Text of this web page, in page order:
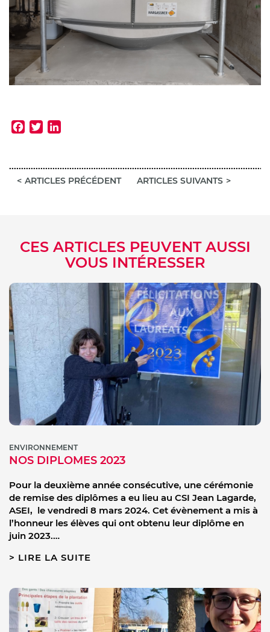
Facebook
Twitter
ARTICLES PRÉCÉDENT ARTICLES SUIVANTS
CES ARTICLES PEUVENT AUSSI
VOUS INTÉRESSER
ENVIRONNEMENT
NOS DIPLOMES 2023
Pour la deuxième année consécutive, une cérémonie
de remise des diplômes a eu lieu au CSI Jean Lagarde,
ASEI, le vendredi 8 mars 2024. Cet évènement a mis à
l’honneur les élèves qui ont obtenu leur diplôme en
juin 2023.…
LIRE LA SUITE